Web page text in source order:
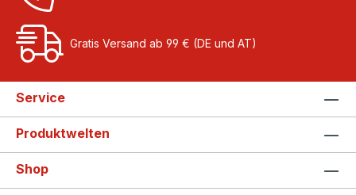
Gratis Versand ab 99 € (DE und AT)
Service
Produktwelten
Shop